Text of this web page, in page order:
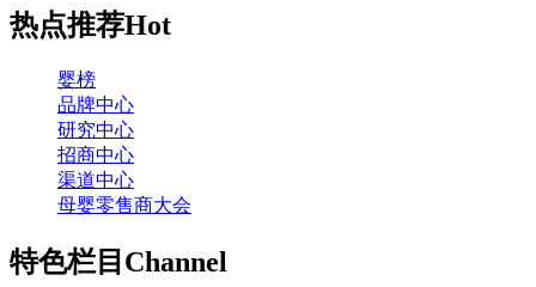
热点推荐Hot
婴榜
品牌中心
研究中心
招商中心
渠道中心
母婴零售商大会
特色栏目 Channel